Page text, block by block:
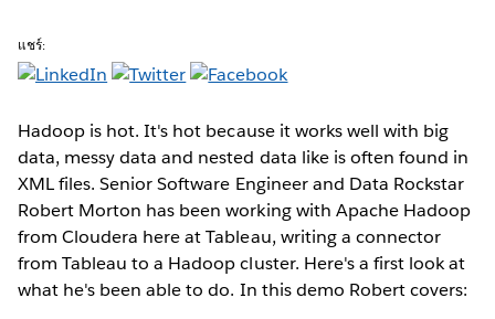
แชร์:
Hadoop is hot. It's hot because it works well with big
data, messy data and nested data like is often found in
XML files. Senior Software Engineer and Data Rockstar
Robert Morton has been working with Apache Hadoop
from Cloudera here at Tableau, writing a connector
from Tableau to a Hadoop cluster. Here's a first look at
what he's been able to do. In this demo Robert covers: